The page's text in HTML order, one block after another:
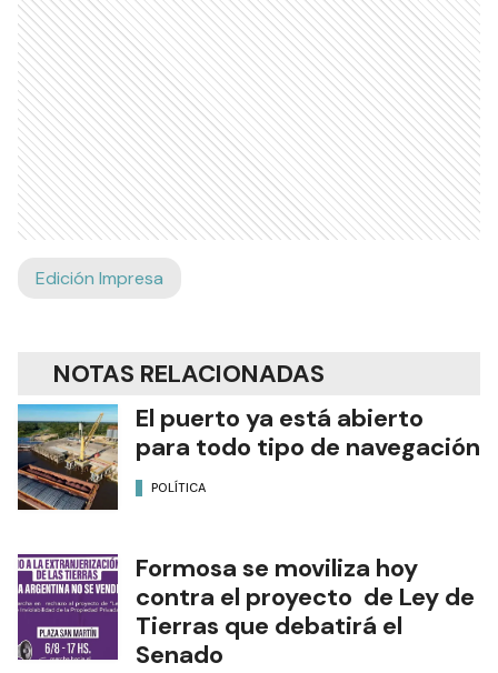
Edición Impresa
NOTAS RELACIONADAS
El puerto ya está abierto
para todo tipo de navegación
POLÍTICA
Formosa se moviliza hoy
contra el proyecto de Ley de
Tierras que debatirá el
Senado